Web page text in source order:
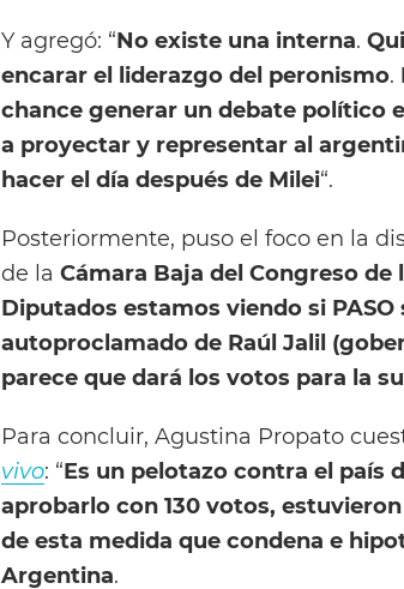
Y agregó: “No existe una interna.
encarar el liderazgo del peronismo.
chance generar un debate político
a proyectar y representar al
hacer el día después de Milei“.
Posteriormente, puso el foco en la
de la Cámara Baja del Congreso de
Diputados estamos viendo si
autoproclamado de Raúl Jalil
parece que dará los votos para la
Para concluir, Agustina Propato
vivo: “Es un pelotazo contra el país
aprobarlo con 130 votos,
de esta medida que condena e
Argentina.